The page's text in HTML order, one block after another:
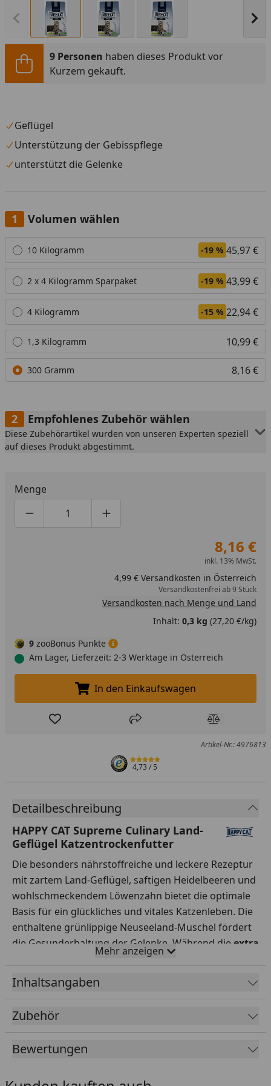
Vorheriges Bild anzeigen
9 Personen haben dieses Produkt vor
Kurzem gekauft.
Geflügel
Unterstützung der Gebisspflege
unterstützt die Gelenke
Volumen wählen
Alle anzeigen (5)
10 Kilogramm -19 % 45,97 €
2 x 4 Kilogramm Sparpaket -19 % 43,99 €
4 Kilogramm -15 % 22,94 €
1,3 Kilogramm 10,99 €
300 Gramm 8,16 €
Empfohlenes Zubehör wählen
Diese Zubehörartikel wurden von unseren Experten speziell
auf dieses Produkt abgestimmt.
Menge
Produktmenge um eins verringern
Produktmenge manuell eingeben
Produktmenge um eins erhöhen
8,16 €
inkl. 13% MwSt.
4,99 € Versandkosten in Österreich
Versandkostenfrei ab 9 Stück
Versandkosten nach Menge und Land
Inhalt: 0,3 kg (27,20 €/kg)
9 zooBonus Punkte
Am Lager, Lieferzeit: 2-3 Werktage in Österreich
In den Einkaufswagen legen
In den Einkaufswagen
Produkt zur Wunschliste hinzufügen
Teilen Produkt
Artikel-Nr.: 4976813
4,73/ 5
Detailbeschreibung
HAPPY CAT Supreme Culinary Land-
Geflügel Katzentrockenfutter
Die besonders nährstoffreiche und leckere Rezeptur
mit zartem Land-Geflügel, saftigen Heidelbeeren und
wohlschmeckendem Löwenzahn bietet die optimale
Basis für ein glückliches und vitales Katzenleben. Die
enthaltene grünlippige Neuseeland-Muschel fördert
die Gesunderhaltung der Gelenke. Während die extra
großen Krokettennicht nur für mehr Abwechslung
im Napf sorgen, sondern auch zum intensiven Kauen
anregen und so die Zahnpflege begünstigen.
Die schmackhafte Zusammensetzung ist auch für
Fütterungsempfehlung
Mehr anzeigen
Inhaltsangaben
Zubehör
Bewertungen